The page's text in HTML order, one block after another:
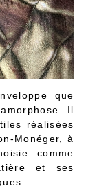
que
Il
réalisées
Monéger, à
comme
et ses